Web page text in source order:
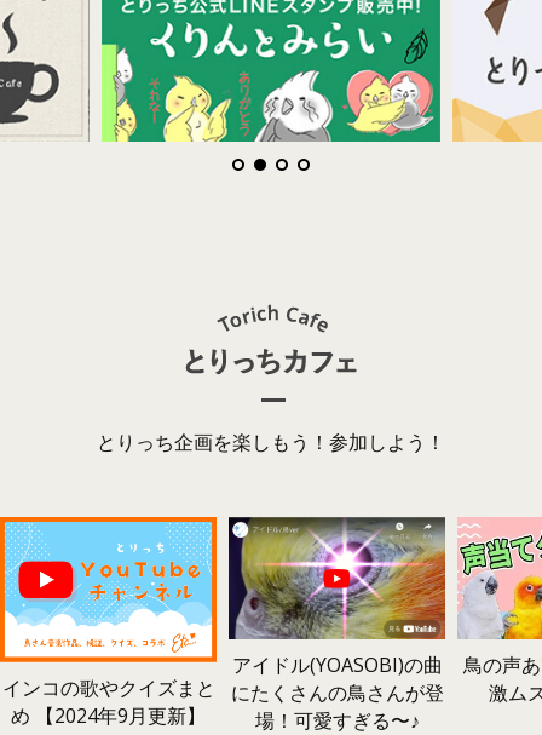
とりっち企画を楽しもう！参加しよう！
インコの歌やクイズまと
め 【2024年9月更新】
アイドル(YOASOBI)の曲
にたくさんの鳥さんが登
場！可愛すぎる〜♪
鳥の声
激ム